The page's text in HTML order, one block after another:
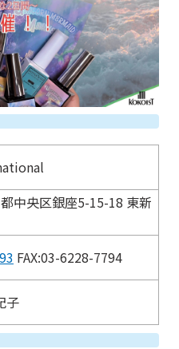
中央区銀座5-15-18 東新
FAX:03-6228-7794
子